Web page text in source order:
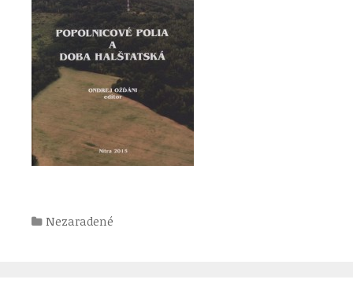
Kategórie
Nezaradené